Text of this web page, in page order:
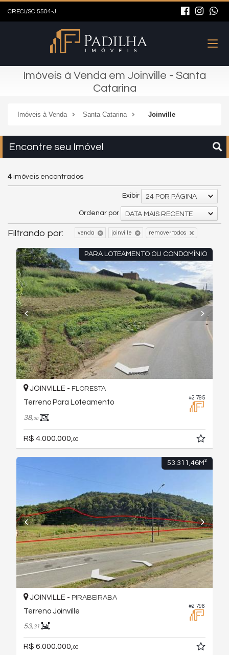
CRECI/SC 5504-J
Imóveis à Venda em Joinville - Santa
Catarina
Imóveis à Venda Santa Catarina Joinville
Encontre seu Imóvel
4 imóveis encontrados
Exibir 24 POR PÁGINA
Ordenar por DATA MAIS RECENTE
Filtrando por: venda joinville remover todos
PARA LOTEAMENTO OU CONDOMÍNIO
#2.795
JOINVILLE - FLORESTA
Terreno Para Loteamento
38,00
R$ 4.000.000, 00
53.311,46M²
#2.796
JOINVILLE - PIRABEIRABA
Terreno Joinville
53,31
R$ 6.000.000,00